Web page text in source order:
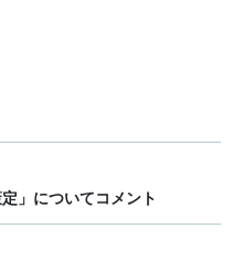
」についてコメント